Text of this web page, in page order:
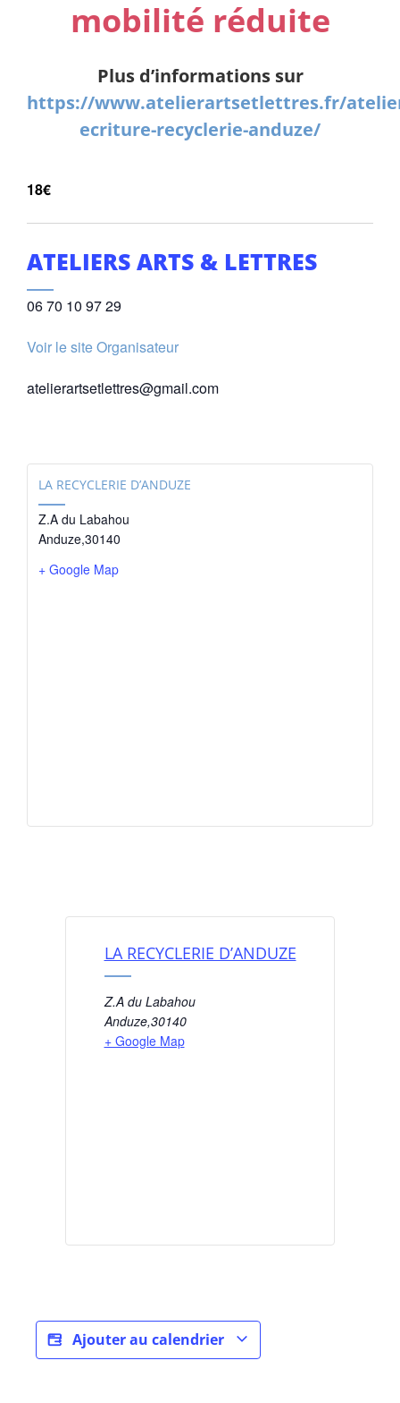
mobilité réduite
Plus d’informations sur
https://www.atelierartsetlettres.fr/
ecriture-recyclerie-anduze/
18€
ATELIERS ARTS & LETTRES
06 70 10 97 29
Voir le site Organisateur
atelierartsetlettres@gmail.com
LA RECYCLERIE D’ANDUZE
Z.A du Labahou
Anduze,30140
+ Google Map
LA RECYCLERIE D’ANDUZE
Z.A du Labahou
Anduze,30140
+ Google Map
Ajouter au calendrier